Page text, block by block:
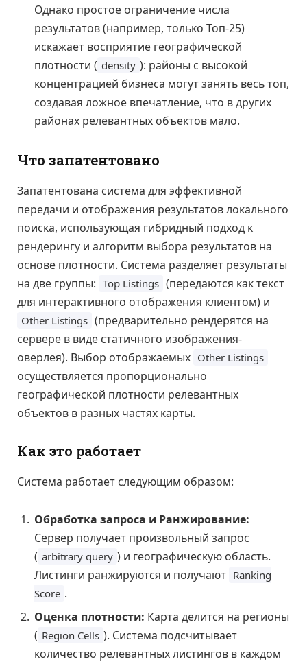
Однако простое ограничение числа
результатов (например, только Топ-25)
искажает восприятие географической
плотности ( density ): районы с высокой
концентрацией бизнеса могут занять весь топ,
создавая ложное впечатление, что в других
районах релевантных объектов мало.
Что запатентовано
Запатентована система для эффективной
передачи и отображения результатов локального
поиска, использующая гибридный подход к
рендерингу и алгоритм выбора результатов на
основе плотности. Система разделяет результаты
на две группы: Top Listings (передаются как текст
для интерактивного отображения клиентом) и
Other Listings (предварительно рендерятся на
сервере в виде статичного изображения-
оверлея). Выбор отображаемых Other Listings
осуществляется пропорционально
географической плотности релевантных
объектов в разных частях карты.
Как это работает
Система работает следующим образом:
Обработка запроса и Ранжирование:
Сервер получает произвольный запрос
( arbitrary query ) и географическую область.
Листинги ранжируются и получают Ranking
Score .
Оценка плотности: Карта делится на регионы
( Region Cells ). Система подсчитывает
количество релевантных листингов в каждом